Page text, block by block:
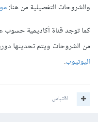
والشروحات التفصيلية من هنا:
كما توجد قناة أكاديمية حسوب
من الشروحات ويتم تحديثها
اليوتيوب.
اقتباس